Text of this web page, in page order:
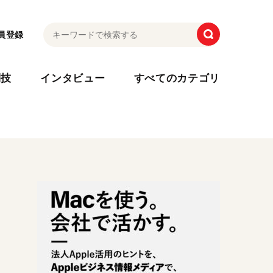
登録
インタビュー すべてのカテゴリ